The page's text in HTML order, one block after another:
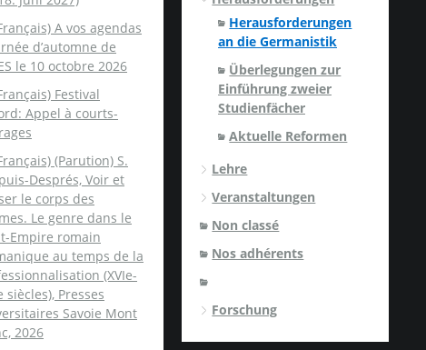
A vos agendas
d’automne de
le 10 octobre 2026
Festival
Appel à courts-
(Parution) S.
Després, Voir et
le corps des
Le genre dans le
Empire romain
au temps de la
(XVIe-
siècles), Presses
Savoie Mont
2026
Herausforderungen
an die Germanistik
Überlegungen zur
Einführung zweier
Studienfächer
Aktuelle Reformen
Lehre
Veranstaltungen
Non classé
Nos adhérents
Forschung